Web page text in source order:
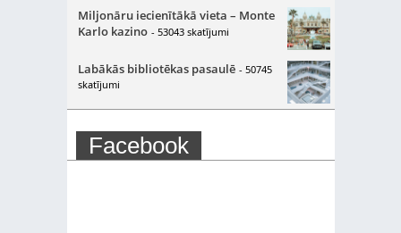
Miljonāru iecienītākā vieta – Monte
Karlo kazino - 53043 skatījumi
Labākās bibliotēkas pasaulē - 50745
skatījumi
Facebook